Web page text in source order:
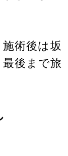
術後は坂
後まで旅